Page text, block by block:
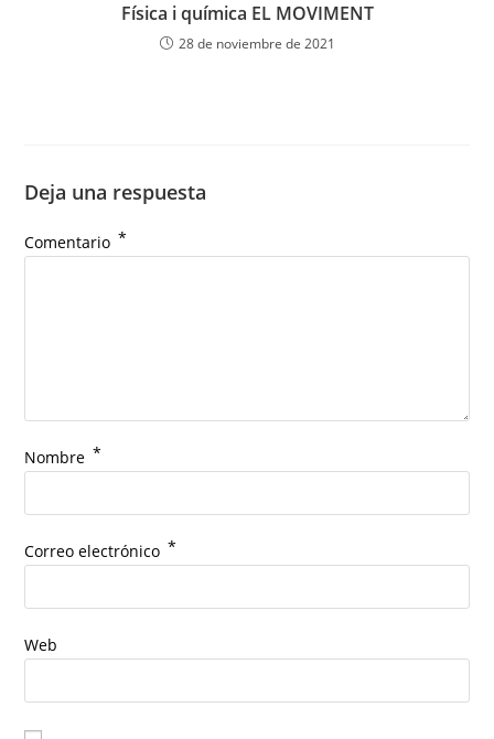
Física i química EL MOVIMENT
28 de noviembre de 2021
Deja una respuesta
Comentario *
Nombre *
Correo electrónico *
Web